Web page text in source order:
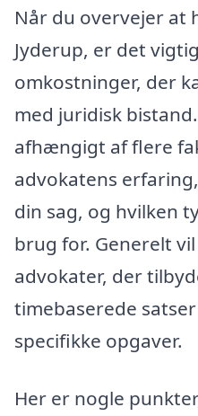
Når du overvejer at
Jyderup, er det
omkostninger, der
med juridisk
afhængigt af flere
advokatens
din sag, og hvilken
brug for. Generelt
advokater, der
timebaserede
specifikke opgaver.
Her er nogle